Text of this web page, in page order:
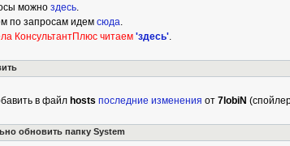
можно здесь.
по запросам идем сюда.
КонсультантПлюс читаем 'здесь'.
в файл hosts последние изменения от 7lobiN
обновить папку System